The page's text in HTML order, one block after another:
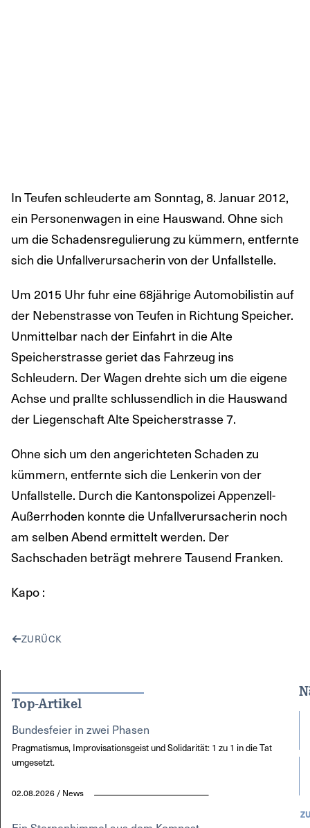
In Teufen schleuderte am Sonntag, 8. Januar 2012,
ein Personenwagen in eine Hauswand. Ohne sich
um die Schadensregulierung zu kümmern, entfernte
sich die Unfallverursacherin von der Unfallstelle.
Um 2015 Uhr fuhr eine 68jährige Automobilistin auf
der Nebenstrasse von Teufen in Richtung Speicher.
Unmittelbar nach der Einfahrt in die Alte
Speicherstrasse geriet das Fahrzeug ins
Schleudern. Der Wagen drehte sich um die eigene
Achse und prallte schlussendlich in die Hauswand
der Liegenschaft Alte Speicherstrasse 7.
Ohne sich um den angerichteten Schaden zu
kümmern, entfernte sich die Lenkerin von der
Unfallstelle. Durch die Kantonspolizei Appenzell-
Außerrhoden konnte die Unfallverursacherin noch
am selben Abend ermittelt werden. Der
Sachschaden beträgt mehrere Tausend Franken.
Kapo :
ZURÜCK
Top-Artikel
Bundesfeier in zwei Phasen
Pragmatismus, Improvisationsgeist und Solidarität: 1 zu 1 in die Tat
umgesetzt.
02.08.2026 / News